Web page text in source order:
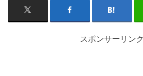
スポンサーリンク